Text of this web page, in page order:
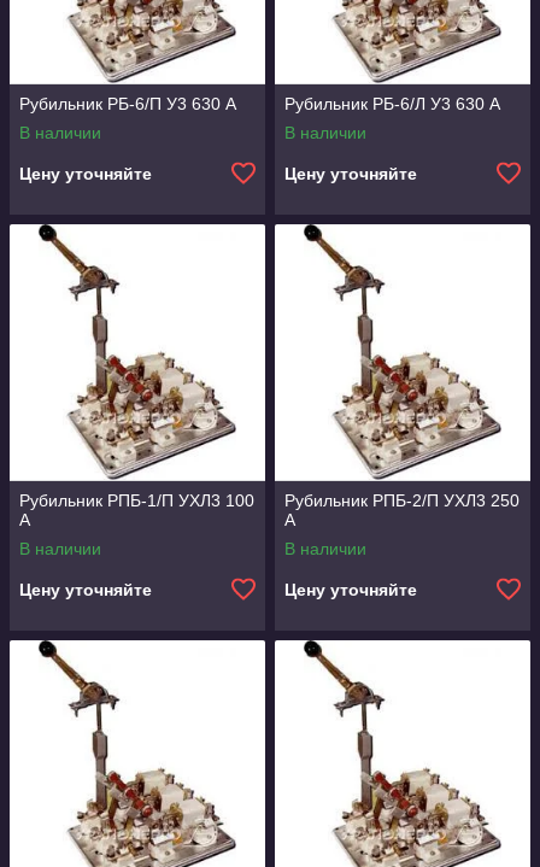
Рубильник РБ-6/П У3 630 А
В наличии
Цену уточняйте
Рубильник РБ-6/Л У3 630 А
В наличии
Цену уточняйте
Рубильник РПБ-1/П УХЛ3 100
А
В наличии
Цену уточняйте
Рубильник РПБ-2/П УХЛ3 250
А
В наличии
Цену уточняйте